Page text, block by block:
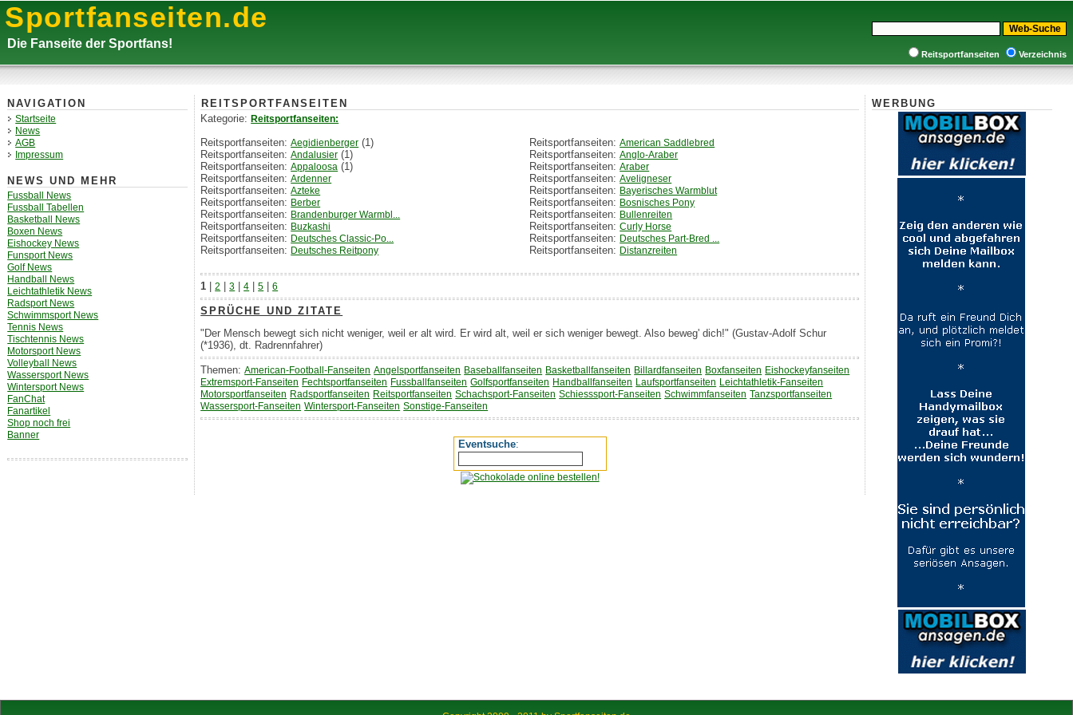
Sportfanseiten.de
Die Fanseite der Sportfans!
Reitsportfanseiten Verzeichnis
NAVIGATION
Startseite
News
AGB
Impressum
NEWS UND MEHR
Fussball News
Fussball Tabellen
Basketball News
Boxen News
Eishockey News
Funsport News
Golf News
Handball News
Leichtathletik News
Radsport News
Schwimmsport News
Tennis News
Tischtennis News
Motorsport News
Volleyball News
Wassersport News
Wintersport News
FanChat
Fanartikel
Shop noch frei
Banner
REITSPORTFANSEITEN
Kategorie:Reitsportfanseiten:
Reitsportfanseiten:Aegidienberger (1) Reitsportfanseiten:American Saddlebred
Reitsportfanseiten:Andalusier (1) Reitsportfanseiten:Anglo-Araber
Reitsportfanseiten:Appaloosa (1) Reitsportfanseiten:Araber
Reitsportfanseiten:Ardenner Reitsportfanseiten:Aveligneser
Reitsportfanseiten:Azteke Reitsportfanseiten: Bayerisches Warmblut
Reitsportfanseiten: Berber Reitsportfanseiten: Bosnisches Pony
Reitsportfanseiten: Brandenburger Warmbl... Reitsportfanseiten: Bullenreiten
Reitsportfanseiten: Buzkashi Reitsportfanseiten:Curly Horse
Reitsportfanseiten: Deutsches Classic-Po... Reitsportfanseiten: Deutsches Part-Bred ...
Reitsportfanseiten: Deutsches Reitpony Reitsportfanseiten: Distanzreiten
1 |2 |3 |4 |5 |6
SPRÜCHE UND ZITATE
"Der Mensch bewegt sich nicht weniger, weil er alt wird. Er wird alt, weil er sich weniger bewegt. Also beweg' dich!" (Gustav-Adolf Schur
(*1936), dt. Radrennfahrer)
Themen:American-Football-Fanseiten Angelsportfanseiten Baseballfanseiten Basketballfanseiten Billardfanseiten Boxfanseiten Eishockeyfanseiten
Extremsport-Fanseiten Fechtsportfanseiten Fussballfanseiten Golfsportfanseiten Handballfanseiten Laufsportfanseiten Leichtathletik-Fanseiten
Motorsportfanseiten Radsportfanseiten Reitsportfanseiten Schachsport-Fanseiten Schiesssport-Fanseiten Schwimmfanseiten Tanzsportfanseiten
Wassersport-Fanseiten Wintersport-Fanseiten Sonstige-Fanseiten
Eventsuche:
WERBUNG